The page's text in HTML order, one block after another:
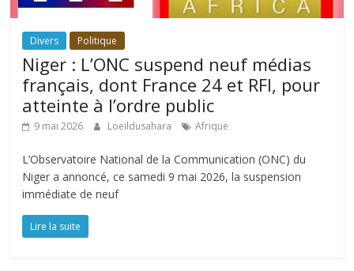
Divers Politique
Niger : L’ONC suspend neuf médias
français, dont France 24 et RFI, pour
atteinte à l’ordre public
9 mai 2026 Loeildusahara Afrique
L’Observatoire National de la Communication (ONC) du
Niger a annoncé, ce samedi 9 mai 2026, la suspension
immédiate de neuf
Lire la suite